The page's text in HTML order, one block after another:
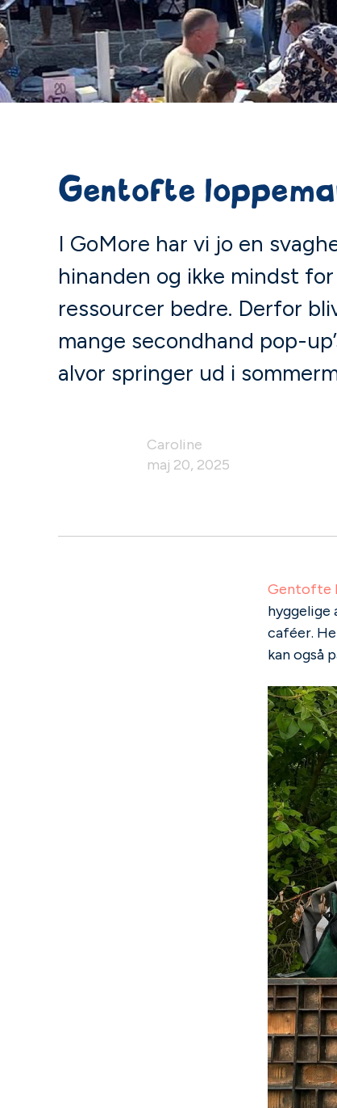
Gentofte
I GoMore har vi jo en
hinanden og ikke mindst
ressourcer bedre. Derfor
mange secondhand pop-
alvor springer ud i
Caroline
maj 20, 2025
Gentofte
caféer.
kan også